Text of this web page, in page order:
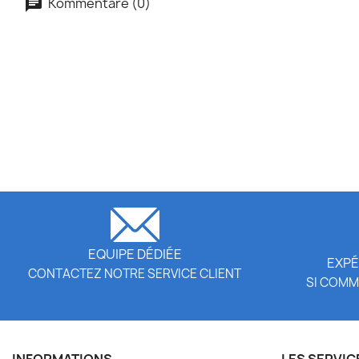
EQUIPE DÉDIÉE
CONTACTEZ NOTRE SERVICE CLIENT
SI